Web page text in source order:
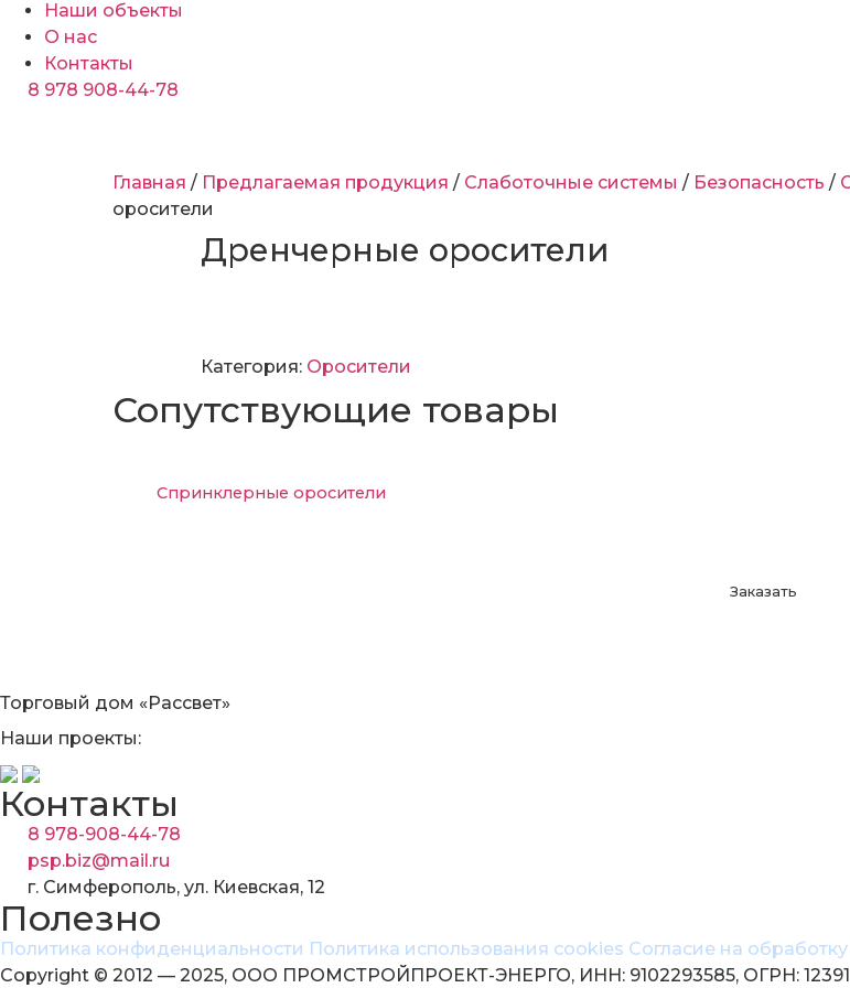
Наши объекты
О нас
Контакты
8 978 908-44-78
Главная / Предлагаемая продукция / Слаботочные системы / Безопасность /
оросители
Дренчерные оросители
Категория: Оросители
Сопутствующие товары
Спринклерные оросители
Заказать
Торговый дом «Рассвет»
Наши проекты:
Контакты
8 978-908-44-78
psp.biz@mail.ru
г. Симферополь, ул. Киевская, 12
Полезно
Политика конфиденциальности Политика использования cookies Согласие на
Copyright © 2012 — 2025, ООО ПРОМСТРОЙПРОЕКТ-ЭНЕРГО, ИНН: 9102293585, ОГРН: